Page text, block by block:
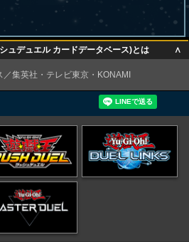
ュデュエル カードデータベース)とは ∧
集英社・テレビ東京・KONAMI